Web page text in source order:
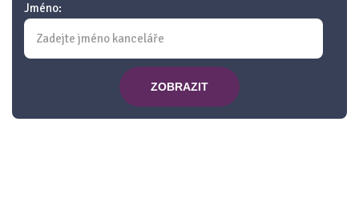
Jméno:
ZOBRAZIT